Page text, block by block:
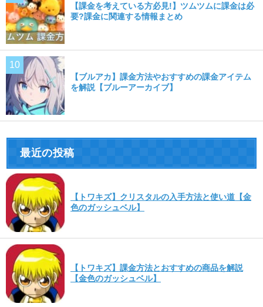
【課金を考えている方必見!】ツムツムに課金は必
要?課金に関連する情報まとめ
【ブルアカ】課金方法やおすすめの課金アイテム
を解説【ブルーアーカイブ】
最近の投稿
【トワキズ】クリスタルの入手方法と使い道【金
色のガッシュベル】
【トワキズ】課金方法とおすすめの商品を解説
【金色のガッシュベル】